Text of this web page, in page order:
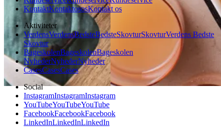
KontaktKontaktososKontakt os
Aktiviteter
VerdensVerdensBedsteBedsteSkovturSkovturVerdens Bedste
Skovtur
BageskolenBageskolenBageskolen
NyhederNyhederNyheder
CasesCasesCases
Social
InstagramInstagramInstagram
YouTubeYouTubeYouTube
FacebookFacebookFacebook
LinkedInLinkedInLinkedIn